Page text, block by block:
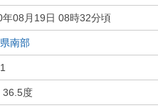
年08月19日 08時32分頃
南部
36.5度